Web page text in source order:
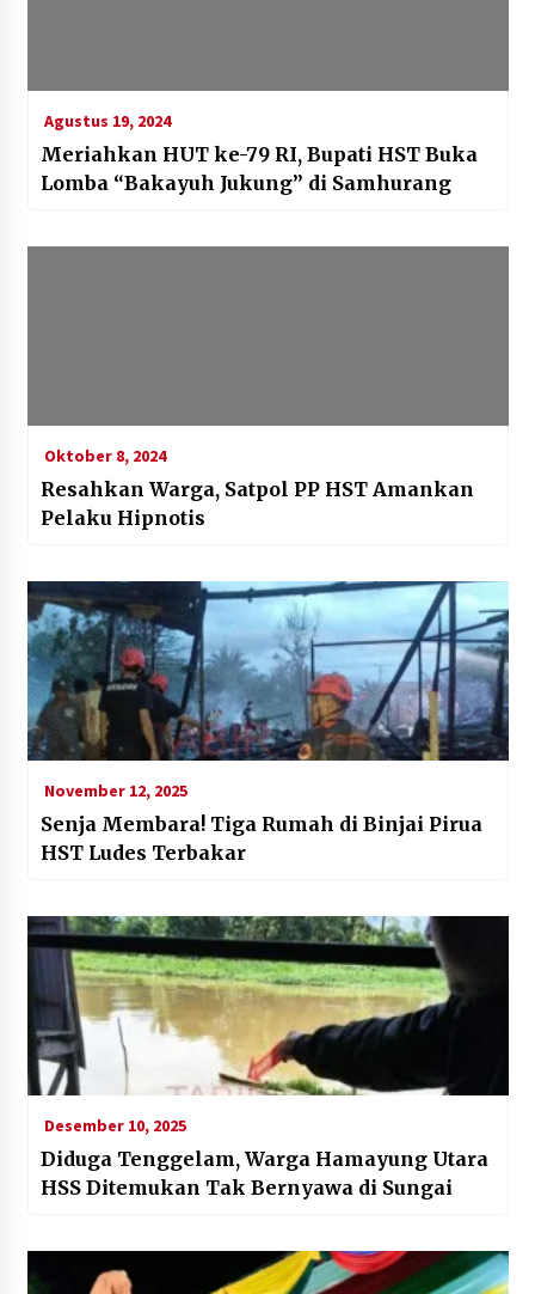
Agustus 19, 2024
Meriahkan HUT ke-79 RI, Bupati HST Buka
Lomba “Bakayuh Jukung” di Samhurang
Oktober 8, 2024
Resahkan Warga, Satpol PP HST Amankan
Pelaku Hipnotis
November 12, 2025
Senja Membara! Tiga Rumah di Binjai Pirua
HST Ludes Terbakar
Desember 10, 2025
Diduga Tenggelam, Warga Hamayung Utara
HSS Ditemukan Tak Bernyawa di Sungai